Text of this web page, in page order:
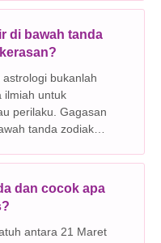
di bawah tanda
ilmiah untuk
Gagasan
tanda zodiak
Tidak ada
dan cocok apa
21 Maret